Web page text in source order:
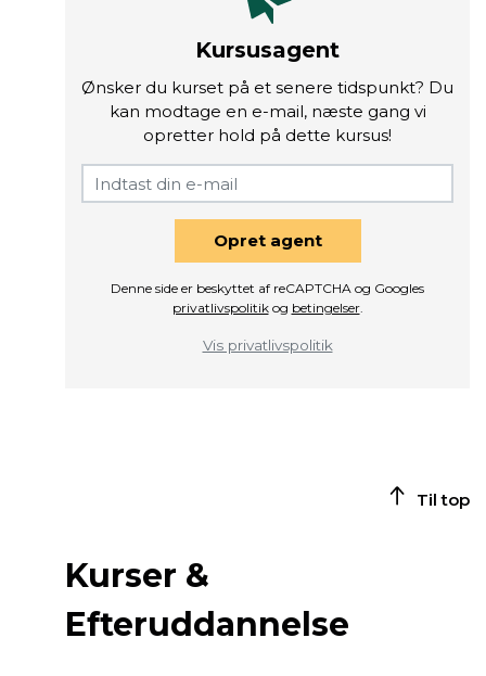
Kursusagent
Ønsker du kurset på et senere tidspunkt? Du
kan modtage en e-mail, næste gang vi
opretter hold på dette kursus!
Opret agent
Denne side er beskyttet af reCAPTCHA og Googles
privatlivspolitikog betingelser.
Vis privatlivspolitik
Til top
Kurser &
Efteruddannelse